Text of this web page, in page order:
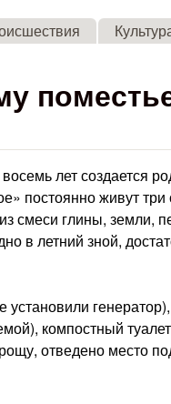
лет создается
постоянно живут три
смеси глины, земли,
в летний зной,
компостный
отведено место